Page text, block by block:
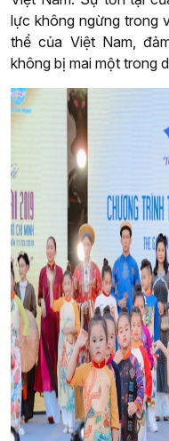
lực không ngừng trong
thể của Việt Nam,
không bị mai một trong